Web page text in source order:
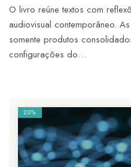
O livro reúne textos com
audiovisual contemporâneo.
somente produtos
configurações do…
20%